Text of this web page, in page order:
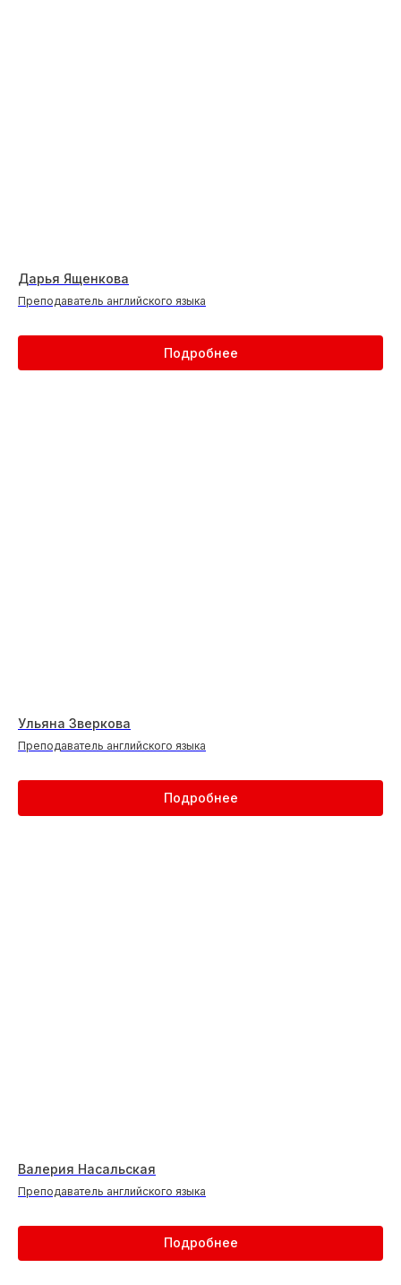
Дарья Ященкова
Преподаватель английского языка
Подробнее
Ульяна Зверкова
Преподаватель английского языка
Подробнее
Валерия Насальская
Преподаватель английского языка
Подробнее